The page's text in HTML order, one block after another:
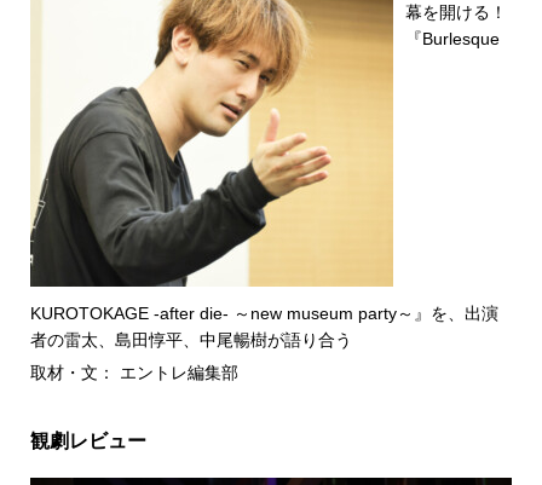
幕を開ける！
『Burlesque
KUROTOKAGE -after die- ～new museum party～』を、出演
者の雷太、島田惇平、中尾暢樹が語り合う
取材・文： エントレ編集部
観劇レビュー